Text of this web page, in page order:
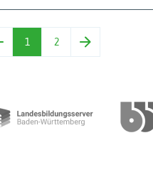
1 2